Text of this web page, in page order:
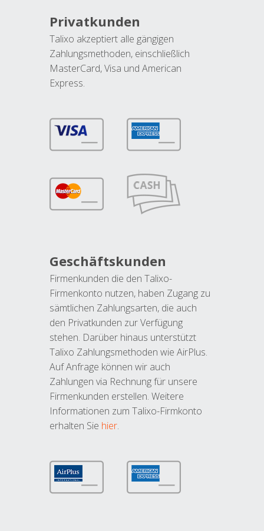
Privatkunden
Talixo akzeptiert alle gängigen
Zahlungsmethoden, einschließlich
MasterCard, Visa und American
Express.
Geschäftskunden
Firmenkunden die den Talixo-
Firmenkonto nutzen, haben Zugang zu
sämtlichen Zahlungsarten, die auch
den Privatkunden zur Verfügung
stehen. Darüber hinaus unterstützt
Talixo Zahlungsmethoden wie AirPlus.
Auf Anfrage können wir auch
Zahlungen via Rechnung für unsere
Firmenkunden erstellen. Weitere
Informationen zum Talixo-Firmkonto
erhalten Sie hier.